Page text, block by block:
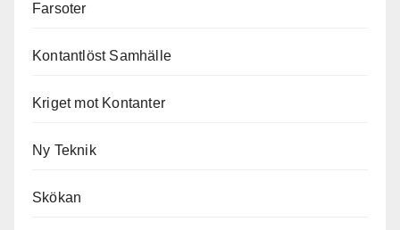
Farsoter
Kontantlöst Samhälle
Kriget mot Kontanter
Ny Teknik
Skökan